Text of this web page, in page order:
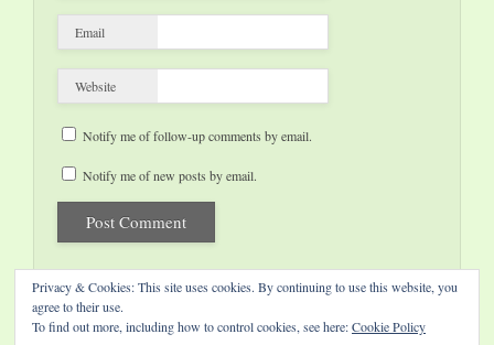
Email
Website
Notify me of follow-up comments by email.
Notify me of new posts by email.
Privacy & Cookies: This site uses cookies. By continuing to use this website, you
agree to their use.
To find out more, including how to control cookies, see here:Cookie Policy